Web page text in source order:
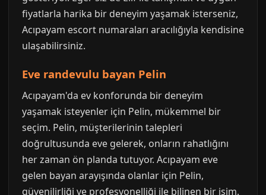
fiyatlarla harika bir deneyim yaşamak isterseniz,
Acıpayam escort numaraları aracılığıyla kendisine
ulaşabilirsiniz.
Eve randevulu bayan Pelin
Acıpayam'da ev konforunda bir deneyim
yaşamak isteyenler için Pelin, mükemmel bir
seçim. Pelin, müşterilerinin talepleri
doğrultusunda eve gelerek, onların rahatlığını
her zaman ön planda tutuyor. Acıpayam eve
gelen bayan arayışında olanlar için Pelin,
güvenilirliği ve profesyonelliği ile bilinen bir isim.